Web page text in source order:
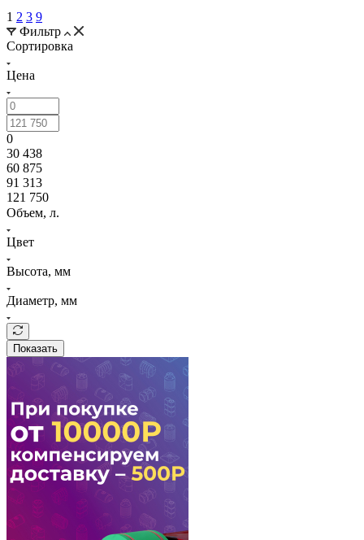
1 2 3 9
Фильтр
Сортировка
Цена
0
30 438
60 875
91 313
121 750
Объем, л.
Цвет
Высота, мм
Диаметр, мм
Показать